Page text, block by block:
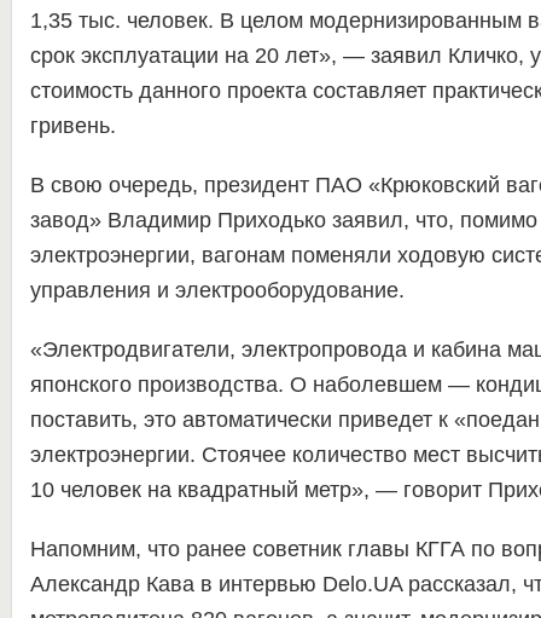
1,35 тыс. человек. В целом модернизированным
срок эксплуатации на 20 лет», — заявил Кличко,
стоимость данного проекта составляет
гривень.
В свою очередь, президент ПАО «Крюковский
завод» Владимир Приходько заявил, что,
электроэнергии, вагонам поменяли ходовую
управления и электрооборудование.
«Электродвигатели, электропровода и кабина
японского производства. О наболевшем —
поставить, это автоматически приведет к
электроэнергии. Стоячее количество мест
10 человек на квадратный метр», — говорит
Напомним, что ранее советник главы КГГА по
Александр Кава в интервью Delo.UA рассказал,